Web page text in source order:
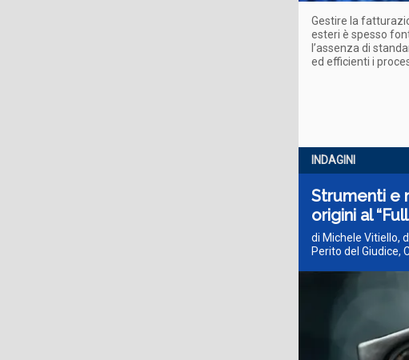
Gestire la
esteri è spesso
l’assenza di
ed efficienti i
INDAGINI
Strumenti e
origini al
di Michele Vitiello,
Perito del Giudice,